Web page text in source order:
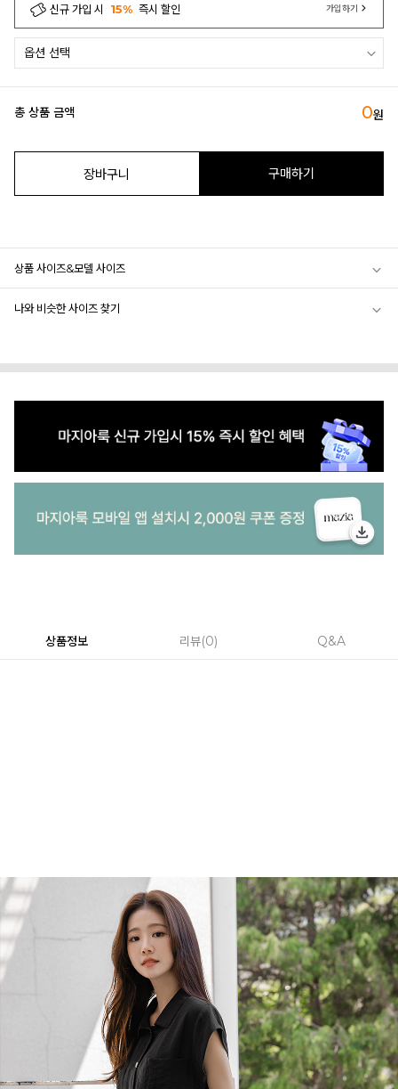
신규 가입 시 15% 즉시 할인 가입하기
총 상품 금액 0원
장바구니 구매하기
상품 사이즈&모델 사이즈
나와 비슷한 사이즈 찾기
상품정보 리뷰 0 Q&A